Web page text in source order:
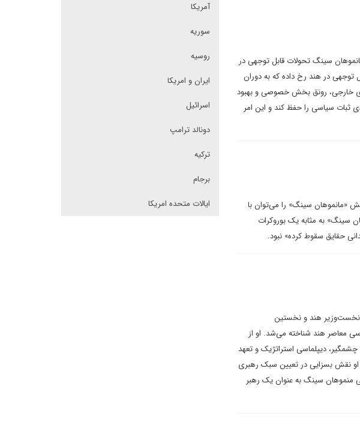
سینگ تحولات قابل توجهی در
توجهی در هند رخ داده که به دوران
خارجی، رونق بخش خصوصی و بهبود
ثبات سیاسی را حفظ کند و این امر
«مانموهان سینگ» را می‌توان با
کرد: دکتر «مانموهان سینگ» به مثابه یک بوروکرات
حقایق سقوط کرده» نبود.
نخست‌وزیر هند و نخستین
معاصر هند شناخته می‌شد. او از
چشمگیر، دیپلماسی استراتژیک و تعهد
نقش بسزایی در تعیین سبک رهبری
منموهان سینگ به عنوان یک رهبر
آمریکا
سوریه
روسیه
ایران و امریکا
اسرائیل
دونالد ترامپ
ترکیه
برجام
ایالات متحده امریکا